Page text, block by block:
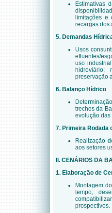
Estimativas
limitações e
recargas dos
5. Demandas
Usos
efluentes/
uso
hidroviário;
preservação
6. Balanço Hídrico
trechos da
evolução
7. Primeira Rodada
Realização
aos setores
II. CENÁRIOS DA
1. Elaboração de
Montagem
tempo;
prospectivos.